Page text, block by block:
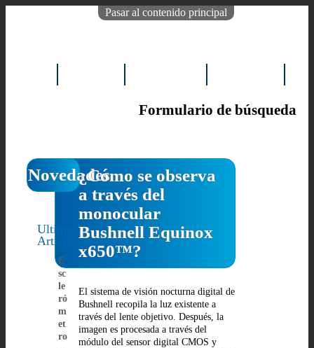
Pasar al contenido principal
Formulario de búsqueda
Novedades
Ultimos
Articulos
E
sc
le
ró
m
et
ro
¿Cómo se observa
a través del
monocular
Bushnell Equinox
x650™?
El sistema de visión nocturna digital de
Bushnell recopila la luz existente a
través del lente objetivo. Después, la
imagen es procesada a través del
módulo del sensor digital CMOS y